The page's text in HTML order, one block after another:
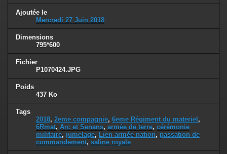
Ajoutée le
Mercredi 27 Juin 2018
Dimensions
795*600
Fichier
P1070424.JPG
Poids
437 Ko
Tags
2018, 2eme compagnie, 6eme Régiment du materiel ,
6Rmat, Arc et Senans, armée de terre, cérémonie
militaire, jumelage, Lien armée nation, passation de
commandement, saline royale